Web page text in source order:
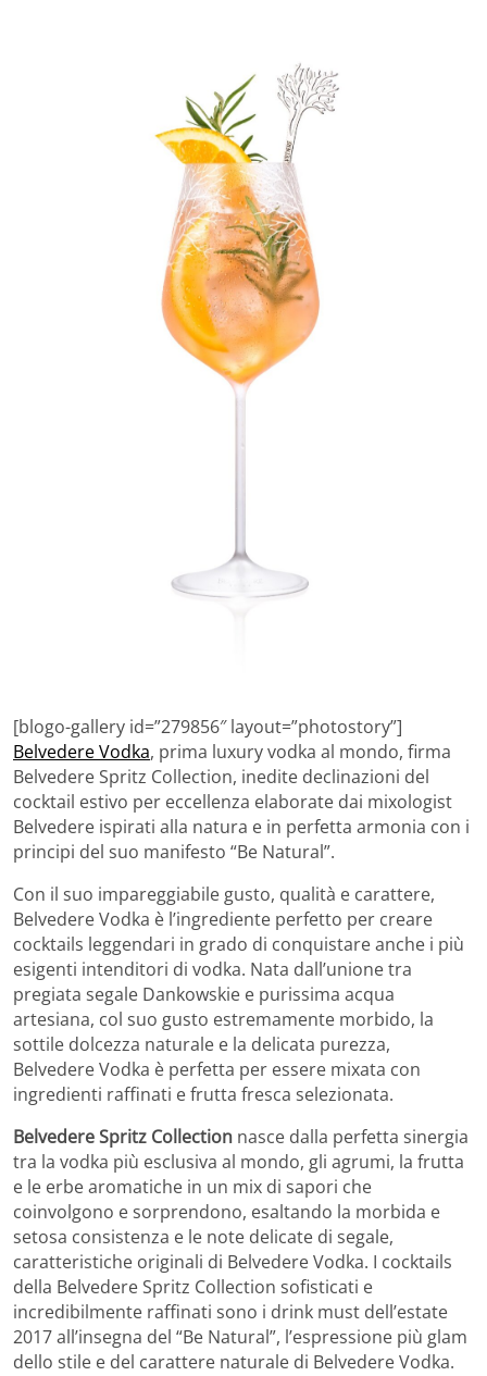
[blogo-gallery id=”279856″ layout=”photostory”]
Belvedere Vodka, prima luxury vodka al mondo, firma
Belvedere Spritz Collection, inedite declinazioni del
cocktail estivo per eccellenza elaborate dai mixologist
Belvedere ispirati alla natura e in perfetta armonia con i
principi del suo manifesto “Be Natural”.
Con il suo impareggiabile gusto, qualità e carattere,
Belvedere Vodka è l’ingrediente perfetto per creare
cocktails leggendari in grado di conquistare anche i più
esigenti intenditori di vodka. Nata dall’unione tra
pregiata segale Dankowskie e purissima acqua
artesiana, col suo gusto estremamente morbido, la
sottile dolcezza naturale e la delicata purezza,
Belvedere Vodka è perfetta per essere mixata con
ingredienti raffinati e frutta fresca selezionata.
Belvedere Spritz Collection nasce dalla perfetta sinergia
tra la vodka più esclusiva al mondo, gli agrumi, la frutta
e le erbe aromatiche in un mix di sapori che
coinvolgono e sorprendono, esaltando la morbida e
setosa consistenza e le note delicate di segale,
caratteristiche originali di Belvedere Vodka. I cocktails
della Belvedere Spritz Collection sofisticati e
incredibilmente raffinati sono i drink must dell’estate
2017 all’insegna del “Be Natural”, l’espressione più glam
dello stile e del carattere naturale di Belvedere Vodka.